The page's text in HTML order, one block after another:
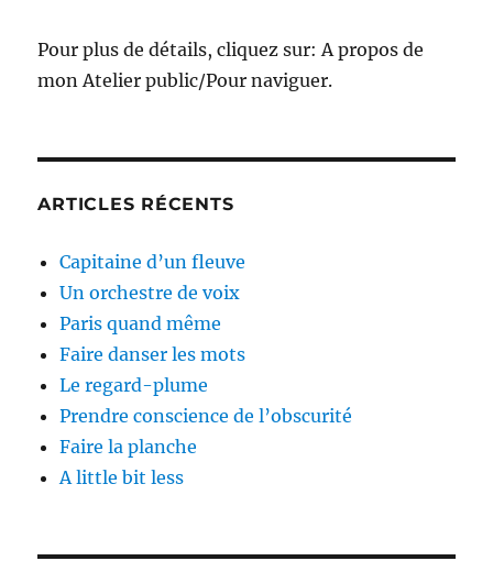
Pour plus de détails, cliquez sur: A propos de
mon Atelier public/Pour naviguer.
ARTICLES RÉCENTS
Capitaine d’un fleuve
Un orchestre de voix
Paris quand même
Faire danser les mots
Le regard-plume
Prendre conscience de l’obscurité
Faire la planche
A little bit less